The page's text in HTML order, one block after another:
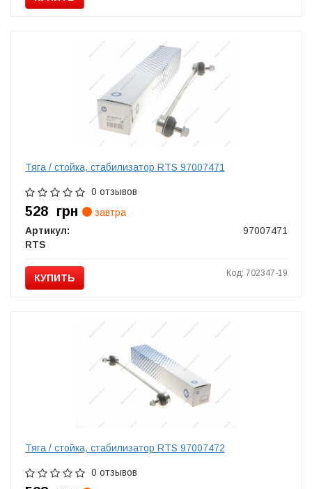
Тяга / стойка, стабилизатор RTS 97007471
0 отзывов
528 грн
завтра
Артикул:
97007471
RTS
КУПИТЬ Код: 702347-19
Тяга / стойка, стабилизатор RTS 97007472
0 отзывов